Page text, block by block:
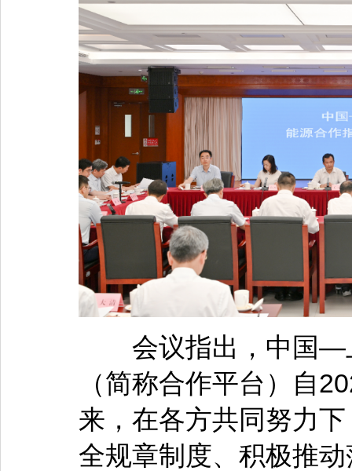
会议指出，中国—
（简称合作平台）自
来，在各方共同努力
全规章制度、积极推